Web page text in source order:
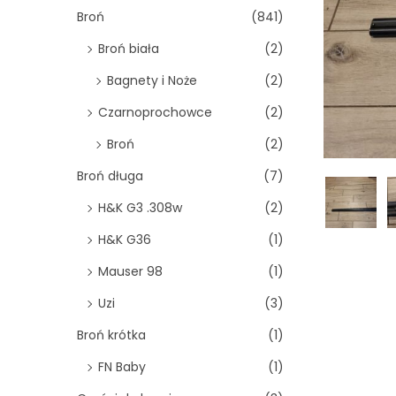
n
Broń
(841)
Broń biała
(2)
Bagnety i Noże
(2)
Czarnoprochowce
(2)
Broń
(2)
Broń długa
(7)
H&K G3 .308w
(2)
H&K G36
(1)
Mauser 98
(1)
Uzi
(3)
Broń krótka
(1)
FN Baby
(1)